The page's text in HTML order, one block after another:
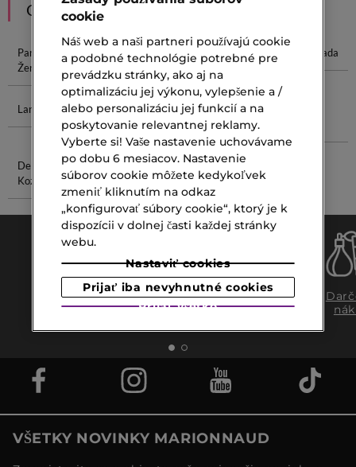
ODPORÚČANIA
Parfum Pre
Ženy
Lancôme Nuit
Lancôme Eau
De Parfum
Lancôme Sada
Lancôme L
Parfum
Essence
Tekutý Make-
Up
Dekoratívna
Kozmetika
Clinique Krém
Na Tvár
Doprava
zadarmo
Expresný
osobný
VŠETKY NOVINKY MARIONNAUD
cookie
Náš web a naši partneri používajú cookie
a podobné technológie potrebné pre
prevádzku stránky, ako aj na
optimalizáciu jej výkonu, vylepšenie a /
alebo personalizáciu jej funkcií a na
poskytovanie relevantnej reklamy.
Vyberte si! Vaše nastavenie uchovávame
po dobu 6 mesiacov. Nastavenie
súborov cookie môžete kedykoľvek
zmeniť kliknutím na odkaz
„konfigurovať súbory cookie“, ktorý je k
dispozícii v dolnej časti každej stránky
webu.
Nastaviť cookies
Prijať iba nevyhnutné cookies
Prijať všetko